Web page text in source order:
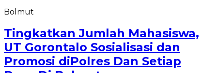
Bolmut
Tingkatkan Jumlah Mahasiswa,
UT Gorontalo Sosialisasi dan
Promosi diPolres Dan Setiap